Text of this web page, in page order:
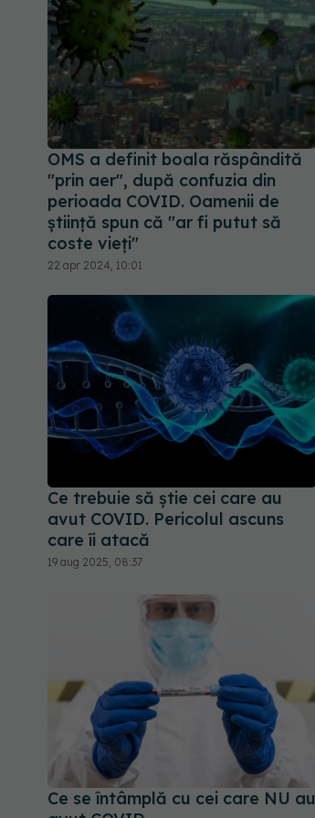
OMS a definit boala răspândită
"prin aer", după confuzia din
perioada COVID. Oamenii de
știință spun că "ar fi putut să
coste vieți"
22 apr 2024, 10:01
Ce trebuie să știe cei care au
avut COVID. Pericolul ascuns
care îi atacă
19 aug 2025, 08:37
Ce se întâmplă cu cei care NU au